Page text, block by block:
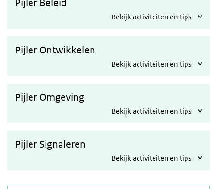
Pijler Beleid
Bekijk activiteiten en tips
Pijler Ontwikkelen
Bekijk activiteiten en tips
Pijler Omgeving
Bekijk activiteiten en tips
Pijler Signaleren
Bekijk activiteiten en tips